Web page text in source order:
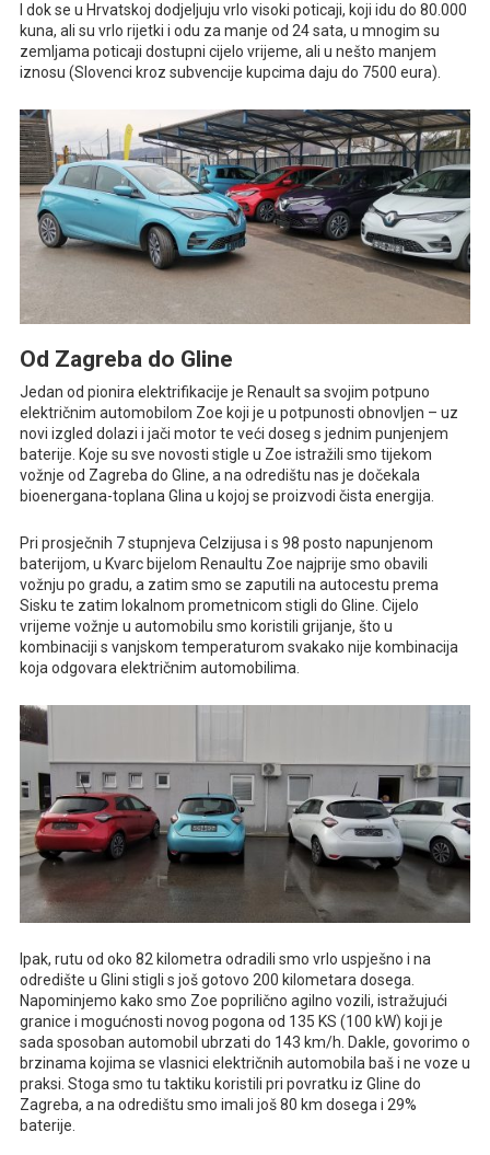
I dok se u Hrvatskoj dodjeljuju vrlo visoki poticaji, koji idu do 80.000
kuna, ali su vrlo rijetki i odu za manje od 24 sata, u mnogim su
zemljama poticaji dostupni cijelo vrijeme, ali u nešto manjem
iznosu (Slovenci kroz subvencije kupcima daju do 7500 eura).
Od Zagreba do Gline
Jedan od pionira elektrifikacije je Renault sa svojim potpuno
električnim automobilom Zoe koji je u potpunosti obnovljen – uz
novi izgled dolazi i jači motor te veći doseg s jednim punjenjem
baterije. Koje su sve novosti stigle u Zoe istražili smo tijekom
vožnje od Zagreba do Gline, a na odredištu nas je dočekala
bioenergana-toplana Glina u kojoj se proizvodi čista energija.
Pri prosječnih 7 stupnjeva Celzijusa i s 98 posto napunjenom
baterijom, u Kvarc bijelom Renaultu Zoe najprije smo obavili
vožnju po gradu, a zatim smo se zaputili na autocestu prema
Sisku te zatim lokalnom prometnicom stigli do Gline. Cijelo
vrijeme vožnje u automobilu smo koristili grijanje, što u
kombinaciji s vanjskom temperaturom svakako nije kombinacija
koja odgovara električnim automobilima.
Ipak, rutu od oko 82 kilometra odradili smo vrlo uspješno i na
odredište u Glini stigli s još gotovo 200 kilometara dosega.
Napominjemo kako smo Zoe poprilično agilno vozili, istražujući
granice i mogućnosti novog pogona od 135 KS (100 kW) koji je
sada sposoban automobil ubrzati do 143 km/h. Dakle, govorimo o
brzinama kojima se vlasnici električnih automobila baš i ne voze u
praksi. Stoga smo tu taktiku koristili pri povratku iz Gline do
Zagreba, a na odredištu smo imali još 80 km dosega i 29%
baterije.